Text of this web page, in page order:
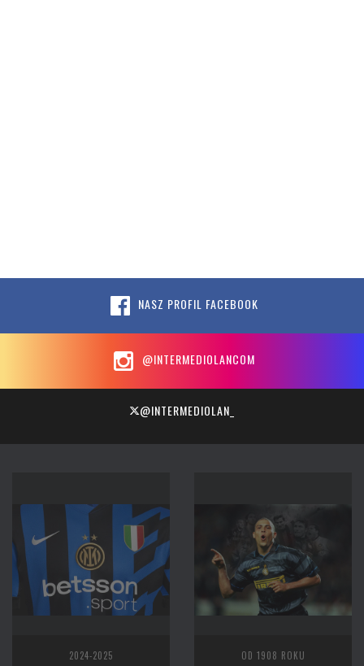
NASZ PROFIL FACEBOOK
@INTERMEDIOLANCOM
@INTERMEDIOLAN_
2024-2025 OD 1908 ROKU